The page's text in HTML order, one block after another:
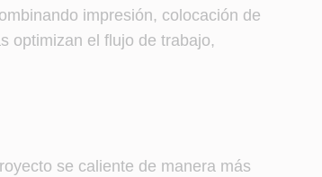
impresión, colocación de
optimizan el flujo de trabajo,
se caliente de manera más